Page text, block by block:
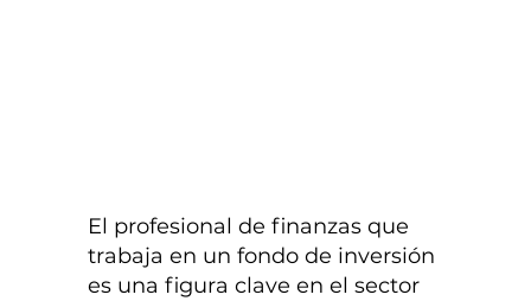
El profesional de finanzas que
trabaja en un fondo de inversión
es una figura clave en el sector